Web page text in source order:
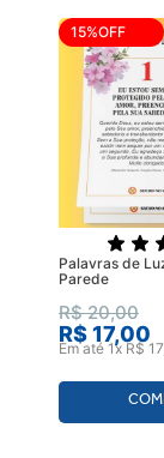
15%OFF
Palavras de
Parede
R$ 20,00
R$17,00
Em até 1x R$ 17